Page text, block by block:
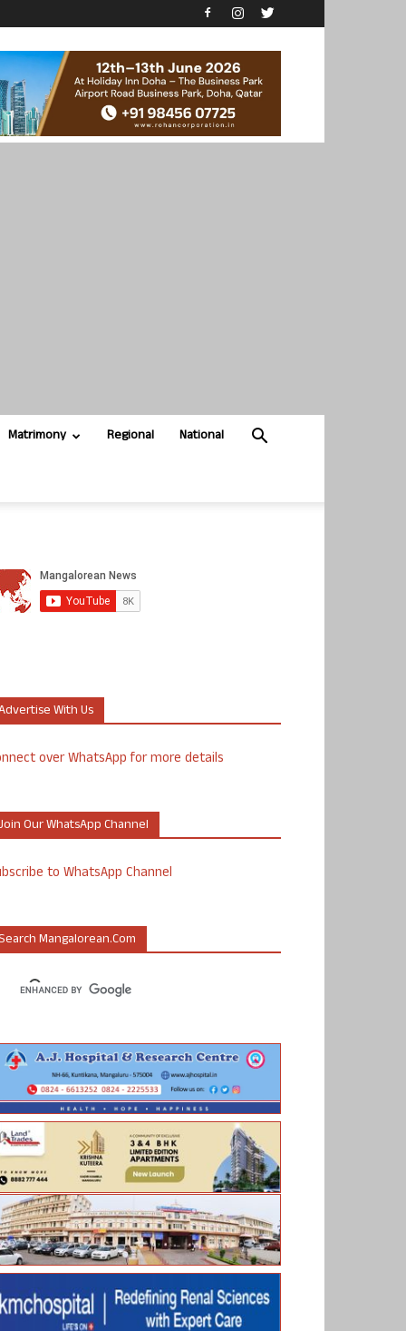
Matrimony Regional National
With Us
over WhatsApp for more details
Our WhatsApp Channel
to WhatsApp Channel
Mangalorean.com